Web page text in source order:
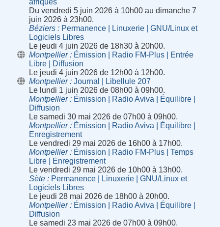
Du vendredi 5 juin 2026 à 10h00 au dimanche 7
juin 2026 à 23h00.
Béziers
Permanence | Linuxerie | GNU/Linux et
Logiciels Libres
Le jeudi 4 juin 2026 de 18h30 à 20h00.
Montpellier
Émission | Radio FM-Plus | Entrée
Libre | Diffusion
Le jeudi 4 juin 2026 de 12h00 à 12h00.
Montpellier
Journal | Libellule 207
Le lundi 1 juin 2026 de 08h00 à 09h00.
Montpellier
Émission | Radio Aviva | Équilibre |
Diffusion
Le samedi 30 mai 2026 de 07h00 à 09h00.
Montpellier
Émission | Radio Aviva | Équilibre |
Enregistrement
Le vendredi 29 mai 2026 de 16h00 à 17h00.
Montpellier
Émission | Radio FM-Plus | Temps
Libre | Enregistrement
Le vendredi 29 mai 2026 de 10h00 à 13h00.
Sète
Permanence | Linuxerie | GNU/Linux et
Logiciels Libres
Le jeudi 28 mai 2026 de 18h00 à 20h00.
Montpellier
Émission | Radio Aviva | Équilibre |
Diffusion
Le samedi 23 mai 2026 de 07h00 à 09h00.